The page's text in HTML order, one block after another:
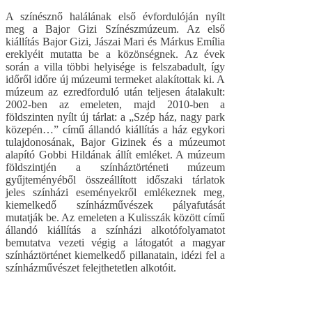
A színésznő halálának első évfordulóján nyílt
meg a Bajor Gizi Színészmúzeum. Az első
kiállítás Bajor Gizi, Jászai Mari és Márkus Emília
ereklyéit mutatta be a közönségnek. Az évek
során a villa többi helyisége is felszabadult, így
időről időre új múzeumi termeket alakítottak ki. A
múzeum az ezredforduló után teljesen átalakult:
2002-ben az emeleten, majd 2010-ben a
földszinten nyílt új tárlat: a „Szép ház, nagy park
közepén…” című állandó kiállítás a ház egykori
tulajdonosának, Bajor Gizinek és a múzeumot
alapító Gobbi Hildának állít emléket. A múzeum
földszintjén a színháztörténeti múzeum
gyűjteményéből összeállított időszaki tárlatok
jeles színházi eseményekről emlékeznek meg,
kiemelkedő színházművészek pályafutását
mutatják be. Az emeleten a Kulisszák között című
állandó kiállítás a színházi alkotófolyamatot
bemutatva vezeti végig a látogatót a magyar
színháztörténet kiemelkedő pillanatain, idézi fel a
színházművészet felejthetetlen alkotóit.